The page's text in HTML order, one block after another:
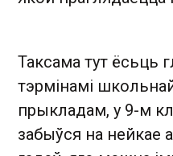
Таксама тут ёсьць
тэрмінамі
прыкладам, у 9-м
забыўся на нейкае